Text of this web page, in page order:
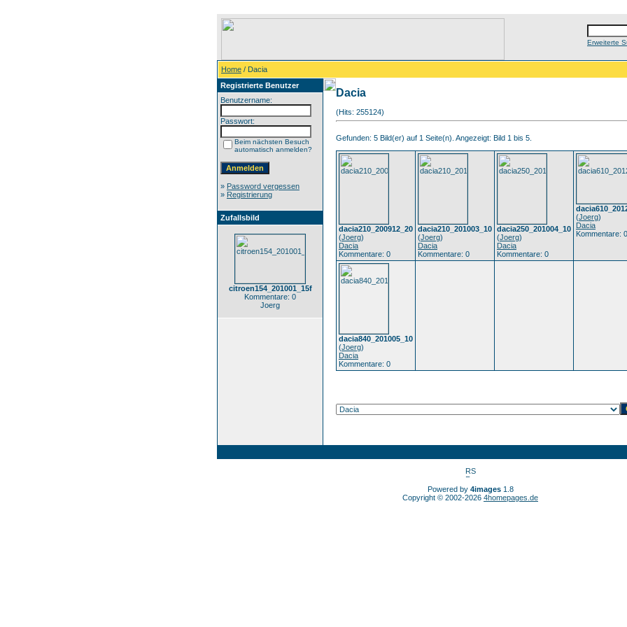
Erweiterte
Home / Dacia
Registrierte Benutzer
Benutzername:
Passwort:
Beim nächsten Besuch
automatisch anmelden?
» Password vergessen
» Registrierung
Zufallsbild
citroen154_201001_15f
Kommentare: 0
Joerg
Dacia
(Hits: 255124)
Gefunden: 5 Bild(er) auf 1 Seite(n). Angezeigt: Bild 1 bis 5.
dacia210_200912_20
(Joerg)
Dacia
Kommentare: 0
dacia210_201003_10
(Joerg)
Dacia
Kommentare: 0
dacia250_201004_10
(Joerg)
Dacia
Kommentare: 0
(Joerg)
Dacia
Kommentare: 0
dacia840_201005_10
(Joerg)
Dacia
Kommentare: 0
Powered by 4images1.8
Copyright © 2002-2026 4homepages.de